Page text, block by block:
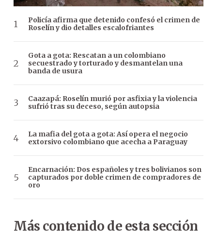
Policía afirma que detenido confesó el crimen de
Roselín y dio detalles escalofriantes
Gota a gota: Rescatan a un colombiano
secuestrado y torturado y desmantelan una
banda de usura
Caazapá: Roselín murió por asfixia y la violencia
sufrió tras su deceso, según autopsia
La mafia del gota a gota: Así opera el negocio
extorsivo colombiano que acecha a Paraguay
Encarnación: Dos españoles y tres bolivianos son
capturados por doble crimen de compradores de
oro
Más contenido de esta sección